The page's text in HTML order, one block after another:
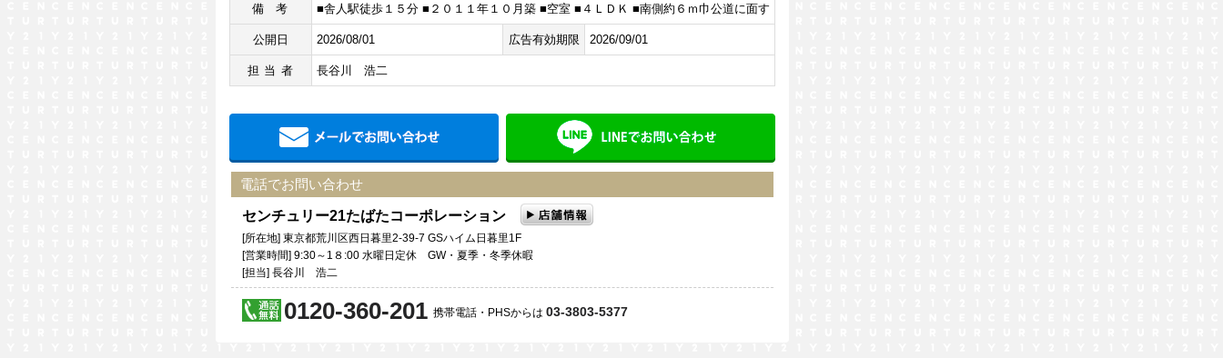
備考 ■舎人駅徒歩１５分 ■２０１１年１０月築 ■空室 ■４ＬＤＫ ■南側約６ｍ巾公道に面す
公開日 2026/08/01 広告有効期限 2026/09/01
担当者 長谷川 浩二
メールでお問い合わせ
電話でお問い合わせ
センチュリー21たばたコーポレーション
[所在地] 東京都荒川区西日暮里2-39-7 GSハイム日暮里1F
[営業時間] 9:30～1８:00 水曜日定休 GW・夏季・冬季休暇
[担当] 長谷川 浩二
0120-360-201 携帯電話・PHSからは 03-3803-5377